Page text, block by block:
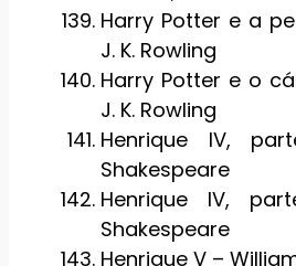
Harry Potter e a
J. K. Rowling
Harry Potter e o
J. K. Rowling
Henrique IV,
Shakespeare
Henrique IV,
Shakespeare
Henrique V –